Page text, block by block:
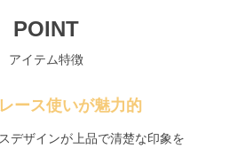
POINT
アイテム特徴
ース使いが魅力的
デザインが上品で清楚な印象を